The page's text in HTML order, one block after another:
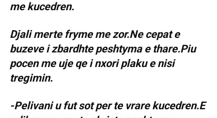
me kucedren.
Djali merte fryme me zor.Ne cepat e
buzeve i zbardhte peshtyma e thare.Piu
pocen me uje qe i nxori plaku e nisi
tregimin.
-Pelivani u fut sot per te vrare kucedren.E